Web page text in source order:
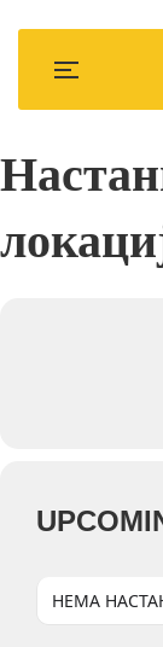
НЕМА